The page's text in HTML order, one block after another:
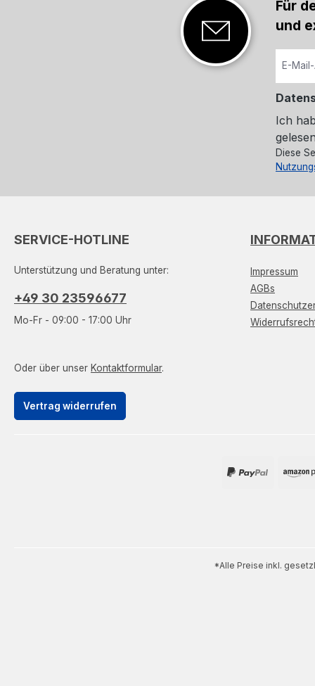
Für
und
Ich
Diese
SERVICE-HOTLINE
Unterstützung und Beratung unter:
+49 30 23596677
Mo-Fr - 09:00 - 17:00 Uhr
Oder über unser Kontaktformular.
Vertrag widerrufen
Impressum
AGBs
*Alle Preise inkl.